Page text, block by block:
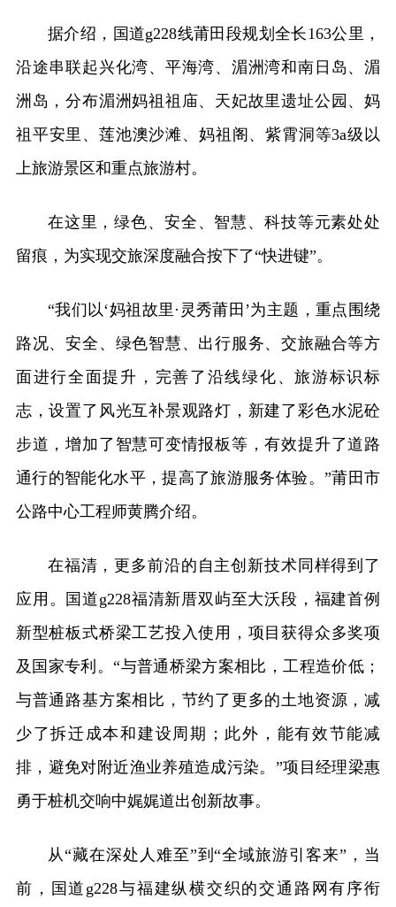
据介绍，国道g228线莆田段规划全长163公里，
沿途串联起兴化湾、平海湾、湄洲湾和南日岛、湄
洲岛，分布湄洲妈祖祖庙、天妃故里遗址公园、妈
祖平安里、莲池澳沙滩、妈祖阁、紫霄洞等3a级以
上旅游景区和重点旅游村。
在这里，绿色、安全、智慧、科技等元素处处
留痕，为实现交旅深度融合按下了“快进键”。
“我们以‘妈祖故里·灵秀莆田’为主题，重点围绕
路况、安全、绿色智慧、出行服务、交旅融合等方
面进行全面提升，完善了沿线绿化、旅游标识标
志，设置了风光互补景观路灯，新建了彩色水泥砼
步道，增加了智慧可变情报板等，有效提升了道路
通行的智能化水平，提高了旅游服务体验。”莆田市
公路中心工程师黄腾介绍。
在福清，更多前沿的自主创新技术同样得到了
应用。国道g228福清新厝双屿至大沃段，福建首例
新型桩板式桥梁工艺投入使用，项目获得众多奖项
及国家专利。“与普通桥梁方案相比，工程造价低；
与普通路基方案相比，节约了更多的土地资源，减
少了拆迁成本和建设周期；此外，能有效节能减
排，避免对附近渔业养殖造成污染。”项目经理梁惠
勇于桩机交响中娓娓道出创新故事。
从“藏在深处人难至”到“全域旅游引客来”，当
前，国道g228与福建纵横交织的交通路网有序衔